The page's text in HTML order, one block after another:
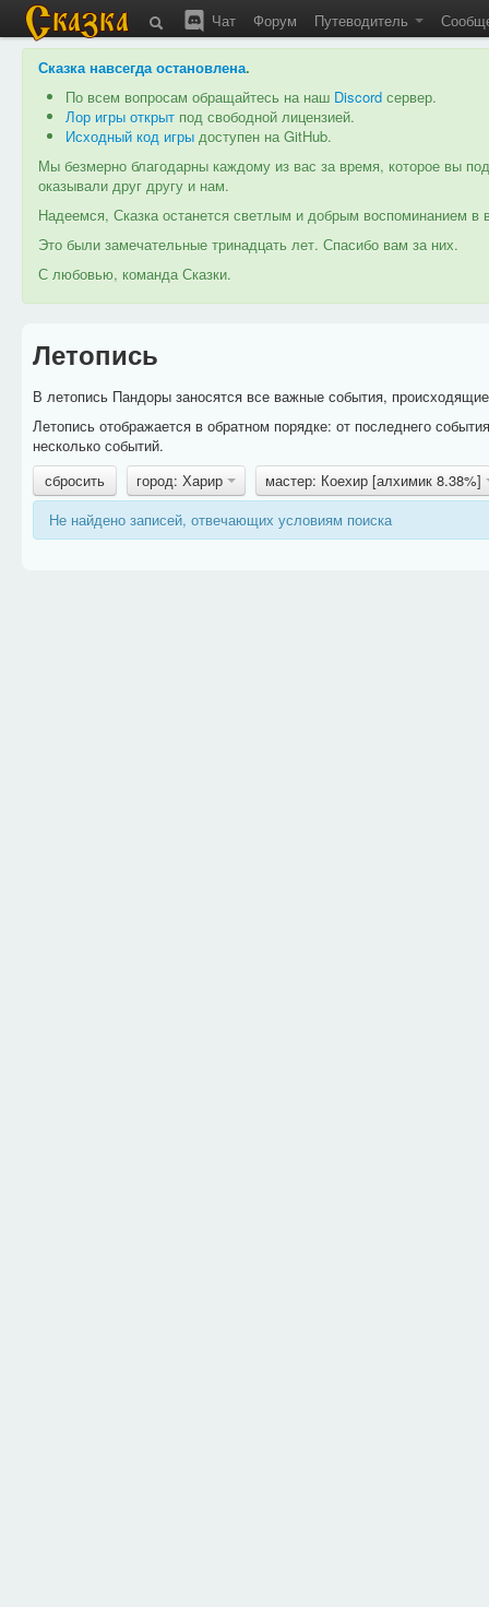
Чат Форум Путеводитель
Сказка навсегда остановлена.
По всем вопросам обращайтесь на наш Discord сервер.
Лор игры открыт под свободной лицензией.
Исходный код игры доступен на GitHub.
Мы безмерно благодарны каждому из вас за время, которое вы
оказывали друг другу и нам.
Надеемся, Сказка останется светлым и добрым воспоминанием
Это были замечательные тринадцать лет. Спасибо вам за них.
С любовью, команда Сказки.
Летопись
В летопись Пандоры заносятся все важные события,
Летопись отображается в обратном порядке: от последнего
несколько событий.
сбросить
город: Харир
мастер: Коехир [алхимик 8.38%]
Не найдено записей, отвечающих условиям поиска